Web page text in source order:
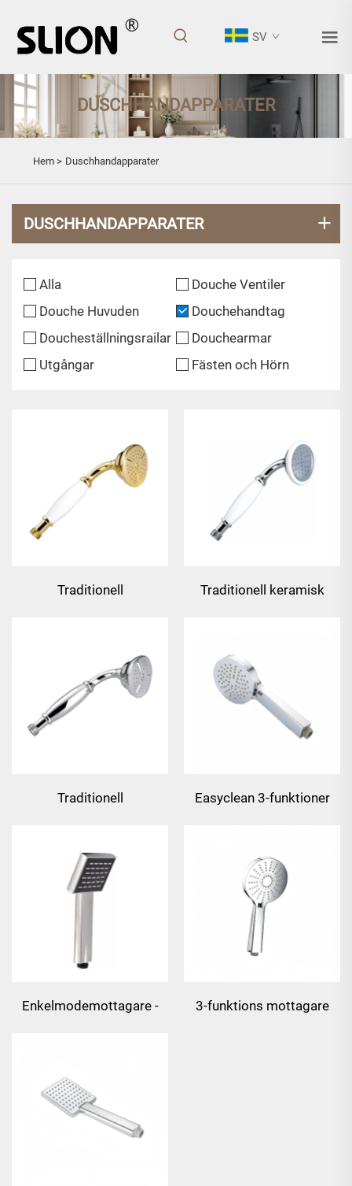
SV
DUSCHHANDAPPARATER
Hem > Duschhandapparater
DUSCHHANDAPPARATER
Alla
Douche Ventiler
Douche Huvuden
Douchehandtag
Doucheställningsrailar
Douchearmar
Utgångar
Fästen och Hörn
Traditionell
Traditionell keramisk
Traditionell
Easyclean 3-funktioner
Enkelmodemottagare -
3-funktions mottagare